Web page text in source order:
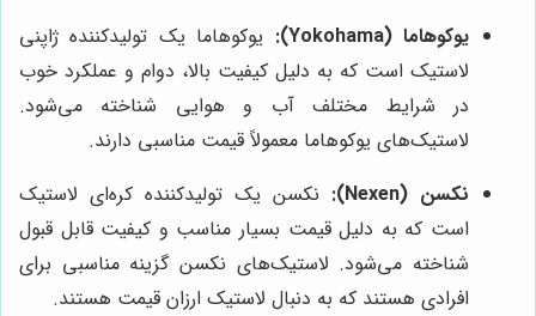
یوکوهاما (Yokohama):
یوکوهاما یک تولیدکننده ژاپنی
لاستیک است که به دلیل کیفیت بالا، دوام و عملکرد خوب
در شرایط مختلف آب و هوایی شناخته می‌شود.
لاستیک‌های یوکوهاما معمولاً قیمت مناسبی دارند.
نکسن (Nexen):
نکسن یک تولیدکننده کره‌ای لاستیک
است که به دلیل قیمت بسیار مناسب و کیفیت قابل قبول
شناخته می‌شود. لاستیک‌های نکسن گزینه مناسبی برای
افرادی هستند که به دنبال لاستیک ارزان قیمت هستند.